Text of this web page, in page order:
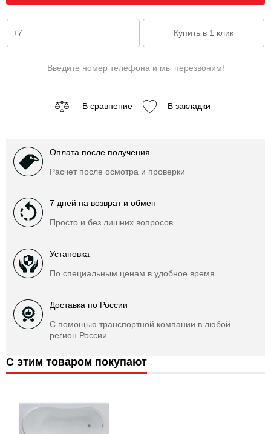
Введите номер телефона и мы перезвоним!
В сравнение В закладки
Оплата после получения
Расчет после осмотра и проверки
7 дней на возврат и обмен
Просто и без лишних вопросов
Установка
По специальным ценам в удобное время
Доставка по России
С помощью транспортной компании в любой
регион России
С этим товаром покупают